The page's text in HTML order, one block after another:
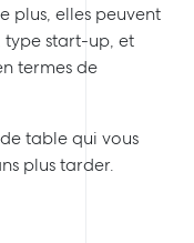
plus, elles peuvent
type start-up, et
termes de
table qui vous
plus tarder.